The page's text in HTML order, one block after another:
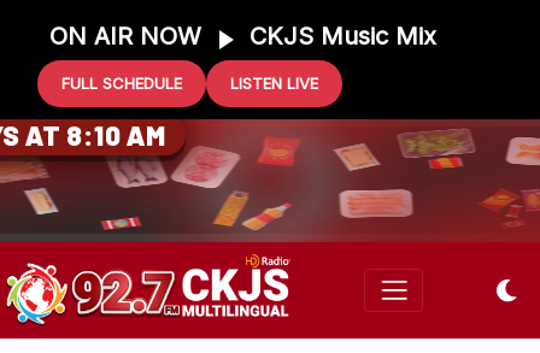
ON AIR NOW CKJS Music Mix
FULL SCHEDULE LISTEN LIVE
GIFT CARD
AT 8:10 AM